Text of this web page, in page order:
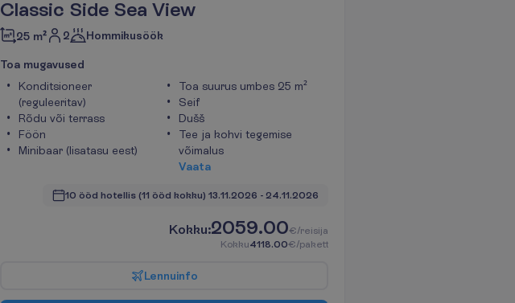
Classic Side Sea View
25 m² 2 Hommikusöök
Toa mugavused
Konditsioneer
(reguleeritav)
Rõdu või terrass
Föön
Minibaar (lisatasu eest)
Toa suurus umbes 25 m²
Seif
Dušš
Tee ja kohvi tegemise
võimalus
Vaata
10 ööd hotellis (11 ööd kokku) 13.11.2026 - 24.11.2026
Kokku:2059.00€/reisija
Kokku4118.00€/pakett
Lennuinfo